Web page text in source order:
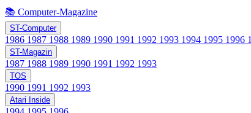
📚 Computer-Magazine
ST-Computer
1986 1987 1988 1989 1990 1991 1992 1993 1994 1995 1996
ST-Magazin
1987 1988 1989 1990 1991 1992 1993
TOS
1990 1991 1992 1993
Atari Inside